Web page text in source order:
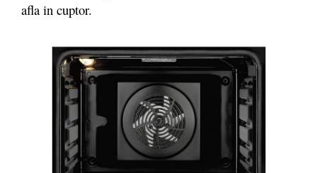
afla in cuptor.